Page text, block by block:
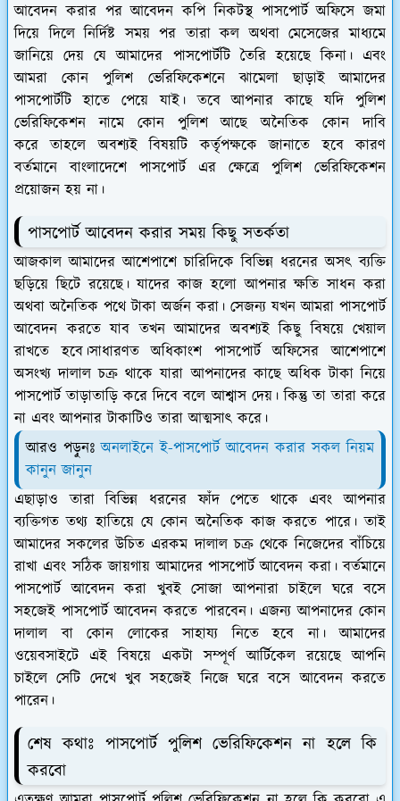
আবেদন করার পর আবেদন কপি নিকটস্থ পাসপোর্ট অফিসে জমা
দিয়ে দিলে নির্দিষ্ট সময় পর তারা কল অথবা মেসেজের মাধ্যমে
জানিয়ে দেয় যে আমাদের পাসপোর্টটি তৈরি হয়েছে কিনা। এবং
আমরা কোন পুলিশ ভেরিফিকেশনে ঝামেলা ছাড়াই আমাদের
পাসপোর্টটি হাতে পেয়ে যাই। তবে আপনার কাছে যদি পুলিশ
ভেরিফিকেশন নামে কোন পুলিশ আছে অনৈতিক কোন দাবি
করে তাহলে অবশ্যই বিষয়টি কর্তৃপক্ষকে জানাতে হবে কারণ
বর্তমানে বাংলাদেশে পাসপোর্ট এর ক্ষেত্রে পুলিশ ভেরিফিকেশন
প্রয়োজন হয় না।
পাসপোর্ট আবেদন করার সময় কিছু সতর্কতা
আজকাল আমাদের আশেপাশে চারিদিকে বিভিন্ন ধরনের অসৎ ব্যক্তি
ছড়িয়ে ছিটে রয়েছে। যাদের কাজ হলো আপনার ক্ষতি সাধন করা
অথবা অনৈতিক পথে টাকা অর্জন করা। সেজন্য যখন আমরা পাসপোর্ট
আবেদন করতে যাব তখন আমাদের অবশ্যই কিছু বিষয়ে খেয়াল
রাখতে হবে।সাধারণত অধিকাংশ পাসপোর্ট অফিসের আশেপাশে
অসংখ্য দালাল চক্র থাকে যারা আপনাদের কাছে অধিক টাকা নিয়ে
পাসপোর্ট তাড়াতাড়ি করে দিবে বলে আশ্বাস দেয়। কিন্তু তা তারা করে
না এবং আপনার টাকাটিও তারা আত্মসাৎ করে।
আরও পড়ুনঃঅনলাইনে ই-পাসপোর্ট আবেদন করার সকল নিয়ম
কানুন জানুন
এছাড়াও তারা বিভিন্ন ধরনের ফাঁদ পেতে থাকে এবং আপনার
ব্যক্তিগত তথ্য হাতিয়ে যে কোন অনৈতিক কাজ করতে পারে। তাই
আমাদের সকলের উচিত এরকম দালাল চক্র থেকে নিজেদের বাঁচিয়ে
রাখা এবং সঠিক জায়গায় আমাদের পাসপোর্ট আবেদন করা। বর্তমানে
পাসপোর্ট আবেদন করা খুবই সোজা আপনারা চাইলে ঘরে বসে
সহজেই পাসপোর্ট আবেদন করতে পারবেন। এজন্য আপনাদের কোন
দালাল বা কোন লোকের সাহায্য নিতে হবে না। আমাদের
ওয়েবসাইটে এই বিষয়ে একটা সম্পূর্ণ আর্টিকেল রয়েছে আপনি
চাইলে সেটি দেখে খুব সহজেই নিজে ঘরে বসে আবেদন করতে
পারেন।
শেষ কথাঃ পাসপোর্ট পুলিশ ভেরিফিকেশন না হলে কি
করবো